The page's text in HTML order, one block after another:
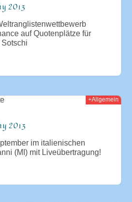
2013
auf Quotenplätze für
+Allgemein
2013
im italienischen
(MI) mit Liveübertragung!